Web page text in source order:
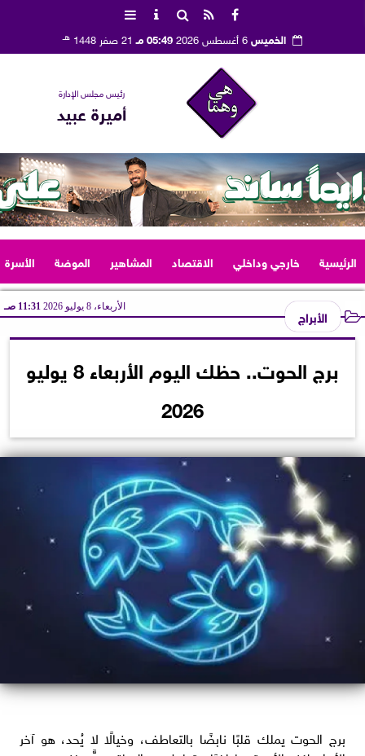
الخميس 05:49 مـ 21 صفر 1448 هـ
رئيس مجلس الإدارة
أميرة عبيد
الرئيسية خارجي وداخلي الاقتصاد المشاهير الموضة الأسرة
الأبراج الأربعاء، 8 يوليو 2026 11:31 صـ
برج الحوت.. حظك اليوم الأربعاء 8 يوليو
2026
برج الحوت يملك قلبًا نابضًا بالتعاطف، وخيالًا لا يُحد، هو آخر